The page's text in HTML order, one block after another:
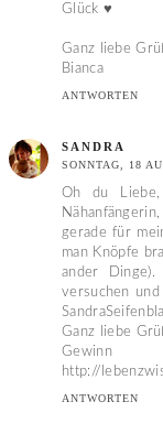
Glück ♥
Ganz liebe
Bianca
ANTWORTEN
SANDRA
SONNTAG, 18
Oh du
gerade für
man Knöpfe
ander
versuchen
Ganz liebe
Gewinn
http://
ANTWORTEN